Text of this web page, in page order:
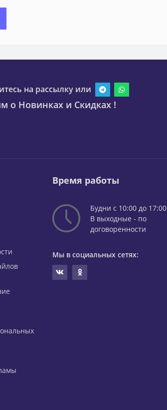
на рассылку или
о Новинках и Скидках !
Время работы
Будни с 10:00 до 17:00
В выходные - по
договоренности
Мы в социальных сетях: